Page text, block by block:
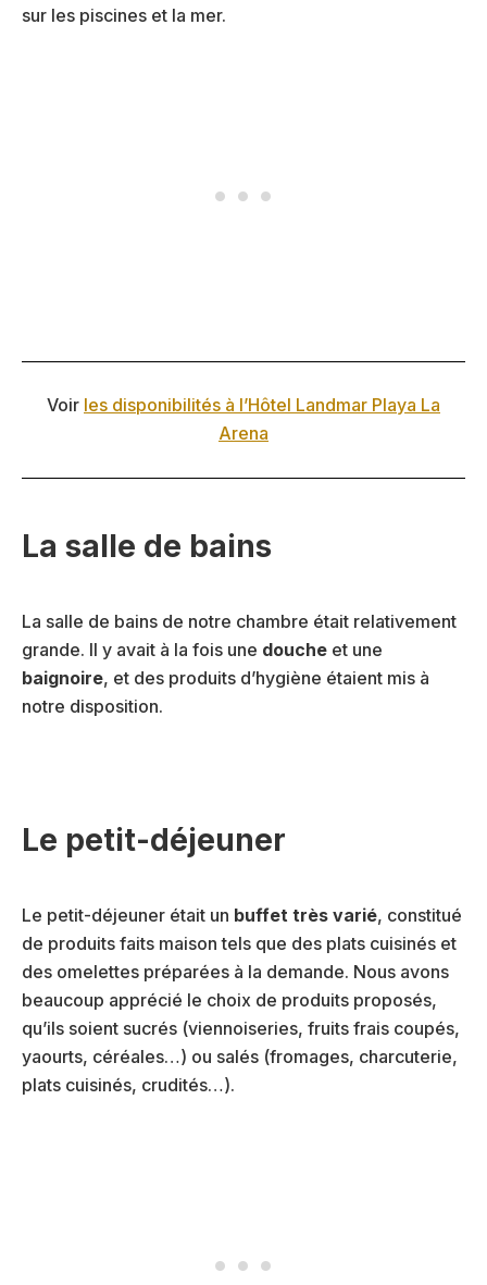
sur les piscines et la mer.
Voir les disponibilités à l’Hôtel Landmar Playa La
Arena
La salle de bains
La salle de bains de notre chambre était relativement
grande. Il y avait à la fois une douche et une
baignoire, et des produits d’hygiène étaient mis à
notre disposition.
Le petit-déjeuner
Le petit-déjeuner était un buffet très varié, constitué
de produits faits maison tels que des plats cuisinés et
des omelettes préparées à la demande. Nous avons
beaucoup apprécié le choix de produits proposés,
qu’ils soient sucrés (viennoiseries, fruits frais coupés,
yaourts, céréales…) ou salés (fromages, charcuterie,
plats cuisinés, crudités…).